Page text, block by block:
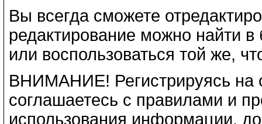
Вы всегда сможете
редактирование можно найти
или воспользоваться той же,
ВНИМАНИЕ! Регистрируясь на
соглашаетесь с правилами и
использования информации,